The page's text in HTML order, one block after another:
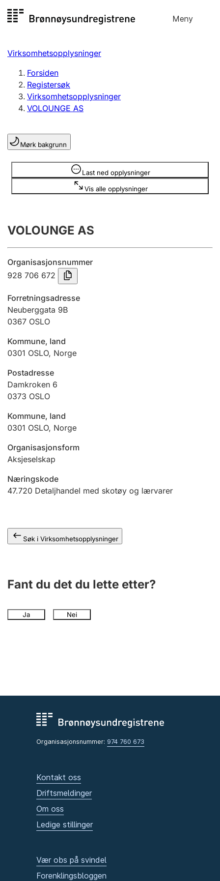
til
Meny
Registersøk
Aksjeselskap
Enkeltpersonforetak
Registrere, endre, slette
Lag og forening
Registrere, endre, slette
Årsregnskap
Innsending og forsinkelsesgebyr
Jeger
Ektepaktveileder
Andre tema
Virksomhetsopplysninger
Forsiden
Registersøk
Virksomhetsopplysninger
VOLOUNGE AS
Mørk bakgrunn
Last ned opplysninger
Vis alle opplysninger
Opplysninger er skjult
VOLOUNGE AS
Organisasjonsnummer
928 706 672
Forretningsadresse
Neuberggata 9B
0367 OSLO
Kommune, land
0301 OSLO, Norge
Postadresse
Damkroken 6
0373 OSLO
Kommune, land
0301 OSLO, Norge
Organisasjonsform
Aksjeselskap
Næringskode
47.720 Detaljhandel med skotøy og lærvarer
Søk i Virksomhetsopplysninger
Fant du det du lette etter?
Ja Nei
Organisasjonsnummer: 974 760 673
Kontakt oss
Driftsmeldinger
Om oss
Ledige stillinger
Vær obs på svindel
Forenklingsbloggen